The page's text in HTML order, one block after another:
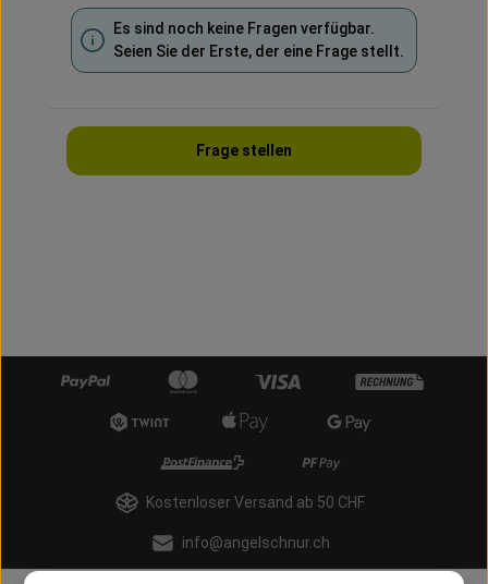
Es sind noch keine Fragen verfügbar.
Seien Sie der Erste, der eine Frage stellt.
Frage stellen
Kostenloser Versand ab 50 CHF
info@angelschnur.ch